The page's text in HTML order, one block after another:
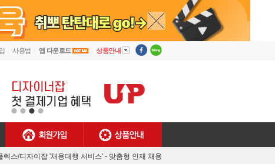
사용법 앱 다운로드 상품안내 ▼
[안내] 디자이너잡 사용법
렉스/디자이잡 '채용대행 서비스' - 맞춤형 인재 채용